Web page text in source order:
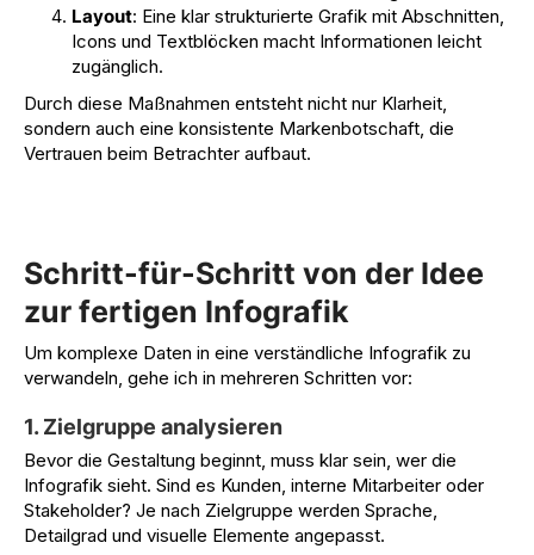
Layout: Eine klar strukturierte Grafik mit Abschnitten,
Icons und Textblöcken macht Informationen leicht
zugänglich.
Durch diese Maßnahmen entsteht nicht nur Klarheit,
sondern auch eine konsistente Markenbotschaft, die
Vertrauen beim Betrachter aufbaut.
Schritt-für-Schritt von der Idee
zur fertigen Infografik
Um komplexe Daten in eine verständliche Infografik zu
verwandeln, gehe ich in mehreren Schritten vor:
1. Zielgruppe analysieren
Bevor die Gestaltung beginnt, muss klar sein, wer die
Infografik sieht. Sind es Kunden, interne Mitarbeiter oder
Stakeholder? Je nach Zielgruppe werden Sprache,
Detailgrad und visuelle Elemente angepasst.